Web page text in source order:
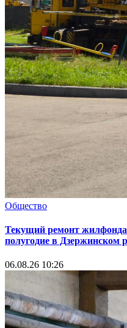
Общество
Текущий ремонт жилфонда.
полугодие в Дзержинском
06.08.26 10:26